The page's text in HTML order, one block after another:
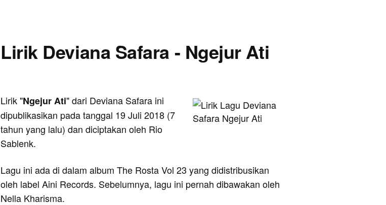
Lirik Deviana Safara - Ngejur Ati
Lirik "Ngejur Ati" dari Deviana Safara ini
dipublikasikan pada tanggal 19 Juli 2018 (7
tahun yang lalu) dan diciptakan oleh Rio
Sablenk.
Lagu ini ada di dalam album The Rosta Vol 23 yang didistribusikan
oleh label Aini Records. Sebelumnya, lagu ini pernah dibawakan oleh
Nella Kharisma.